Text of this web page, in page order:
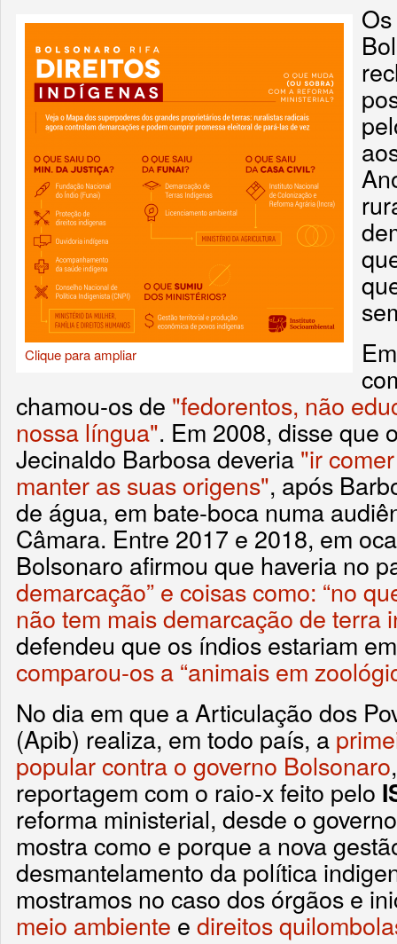
Clique para ampliar
chamou-os de "fedorentos, não
nossa língua". Em 2008, disse que
Jecinaldo Barbosa deveria "ir
manter as suas origens", após
de água, em bate-boca numa
Câmara. Entre 2017 e 2018, em
Bolsonaro afirmou que haveria no
demarcação” e coisas como: “no
não tem mais demarcação de terra
defendeu que os índios estariam
comparou-os a “animais em
No dia em que a Articulação dos
(Apib) realiza, em todo país, a
popular contra o governo Bolsonaro
reportagem com o raio-x feito pelo
reforma ministerial, desde o
mostra como e porque a nova
desmantelamento da política
mostramos no caso dos órgãos e
meio ambiente e direitos